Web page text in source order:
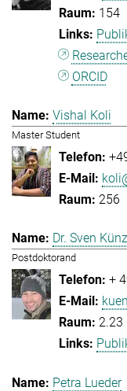
154
ORCID
Vishal Koli
Master Student
256
Dr. Sven
Postdoktorand
+
2.23
Petra Lueder